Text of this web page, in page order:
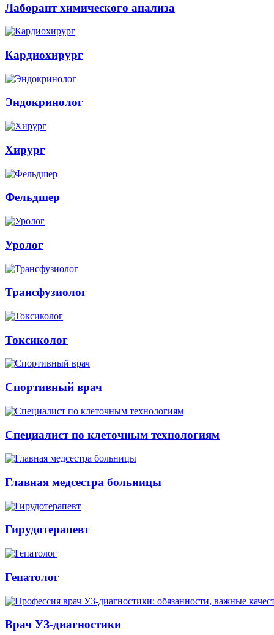
Лаборант химического анализа
Кардиохирург
Эндокринолог
Хирург
Фельдшер
Уролог
Трансфузиолог
Токсиколог
Спортивный врач
Специалист по клеточным технологиям
Главная медсестра больницы
Гирудотерапевт
Гепатолог
Врач УЗ-диагностики